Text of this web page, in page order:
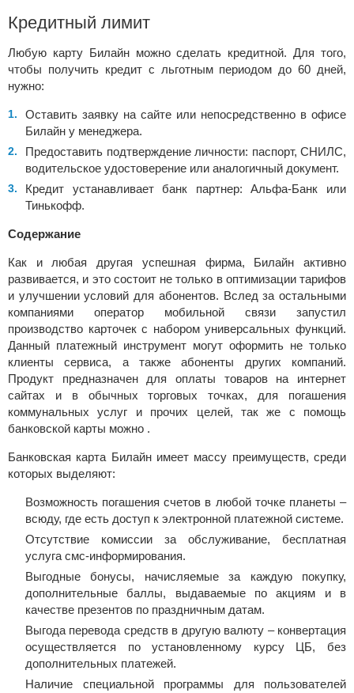
Кредитный лимит
Любую карту Билайн можно сделать кредитной. Для того,
чтобы получить кредит с льготным периодом до 60 дней,
нужно:
Оставить заявку на сайте или непосредственно в офисе
Билайн у менеджера.
Предоставить подтверждение личности: паспорт, СНИЛС,
водительское удостоверение или аналогичный документ.
Кредит устанавливает банк партнер: Альфа-Банк или
Тинькофф.
Содержание
Как и любая другая успешная фирма, Билайн активно
развивается, и это состоит не только в оптимизации тарифов
и улучшении условий для абонентов. Вслед за остальными
компаниями оператор мобильной связи запустил
производство карточек с набором универсальных функций.
Данный платежный инструмент могут оформить не только
клиенты сервиса, а также абоненты других компаний.
Продукт предназначен для оплаты товаров на интернет
сайтах и в обычных торговых точках, для погашения
коммунальных услуг и прочих целей, так же с помощь
банковской карты можно .
Банковская карта Билайн имеет массу преимуществ, среди
которых выделяют:
Возможность погашения счетов в любой точке планеты –
всюду, где есть доступ к электронной платежной системе.
Отсутствие комиссии за обслуживание, бесплатная
услуга смс-информирования.
Выгодные бонусы, начисляемые за каждую покупку,
дополнительные баллы, выдаваемые по акциям и в
качестве презентов по праздничным датам.
Выгода перевода средств в другую валюту – конвертация
осуществляется по установленному курсу ЦБ, без
дополнительных платежей.
Наличие специальной программы для пользователей